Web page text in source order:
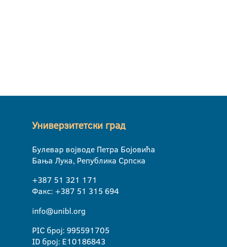
Универзитетски град
Булевар војводе Петра Бојовића
Бања Лука, Република Српска
+387 51 321 171
Факс: +387 51 315 694
info@unibl.org
PIC број: 995591705
ID број: E10186843